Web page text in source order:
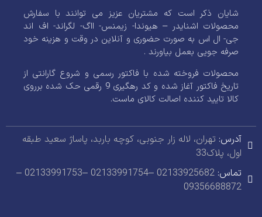
شایان ذکر است که مشتریان عزیز می توانند با سفارش
محصولات اشنایدر – هیوندا- زیمنس- ااگ- لگراند- اف اند
جی- ال اس به صورت حضوری و آنلاین در وقت و هزینه خود
صرفه جویی بعمل بیاورند .
محصولات فروخته شده با فاکتور رسمی و شروع گارانتی از
تاریخ فاکتور آغاز شده و کد رهگیری 9 رقمی حک شده برروی
کالا تایید کننده اصالت کالای ماست.
آدرس: تهران، لاله زار جنوبی، کوچه باربد، پاساژ سعید طبقه
اول، پلاک33
تماس:
02133925682 –02133991754 –02133991753 –
09356688872